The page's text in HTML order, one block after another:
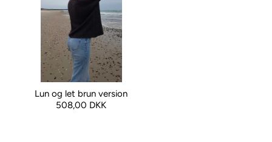
Lun og let brun version
508,00 DKK